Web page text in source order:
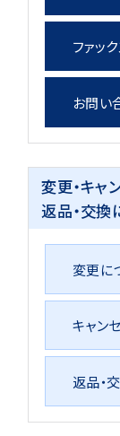
ファッ
お問い
変更・キャ
返品・交換
変更に
キャン
返品・